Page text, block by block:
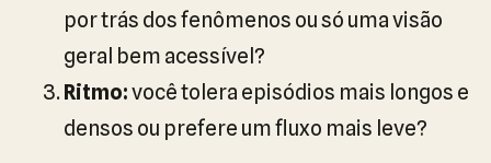
por trás dos fenômenos ou só uma visão
geral bem acessível?
Ritmo:você tolera episódios mais longos e
densos ou prefere um fluxo mais leve?